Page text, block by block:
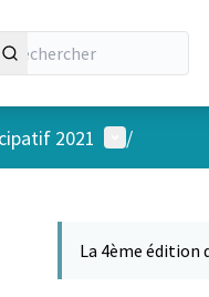
2021 Menu
/
La 4ème édition